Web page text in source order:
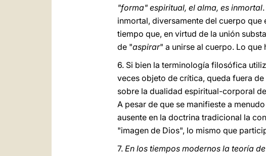
"forma" espiritual, el alma, es inmortal
inmortal, diversamente del cuerpo que
tiempo que, en virtud de la unión
de "aspirar" a unirse al cuerpo. Lo
6. Si bien la terminología filosófica
veces objeto de crítica, queda fuera
sobre la dualidad espiritual-corporal
A pesar de que se manifieste a
ausente en la doctrina tradicional la
"imagen de Dios", lo mismo que
7. En los tiempos modernos la teoría